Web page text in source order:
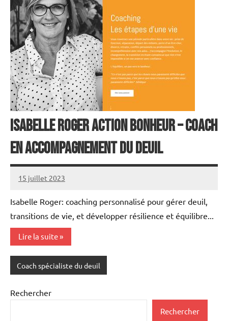
Isabelle Roger action bonheur – Coach
en accompagnement du deuil
15 juillet 2023
annuairecoaching
Isabelle Roger: coaching personnalisé pour gérer deuil,
transitions de vie, et développer résilience et équilibre...
Lire la suite
Coach spécialiste du deuil
Rechercher
Rechercher